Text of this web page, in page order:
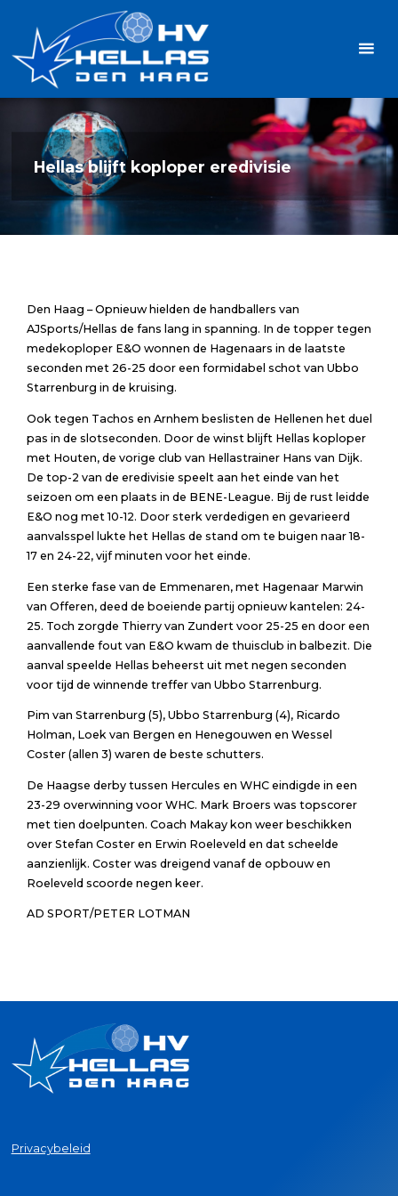
inhoud
Hellas blijft koploper eredivisie
Den Haag – Opnieuw hielden de handballers van
AJSports/Hellas de fans lang in spanning. In de topper tegen
medekoploper E&O wonnen de Hagenaars in de laatste
seconden met 26-25 door een formidabel schot van Ubbo
Starrenburg in de kruising.
Ook tegen Tachos en Arnhem beslisten de Hellenen het duel
pas in de slotseconden. Door de winst blijft Hellas koploper
met Houten, de vorige club van Hellastrainer Hans van Dijk.
De top-2 van de eredivisie speelt aan het einde van het
seizoen om een plaats in de BENE-League. Bij de rust leidde
E&O nog met 10-12. Door sterk verdedigen en gevarieerd
aanvalsspel lukte het Hellas de stand om te buigen naar 18-
17 en 24-22, vijf minuten voor het einde.
Een sterke fase van de Emmenaren, met Hagenaar Marwin
van Offeren, deed de boeiende partij opnieuw kantelen: 24-
25. Toch zorgde Thierry van Zundert voor 25-25 en door een
aanvallende fout van E&O kwam de thuisclub in balbezit. Die
aanval speelde Hellas beheerst uit met negen seconden
voor tijd de winnende treffer van Ubbo Starrenburg.
Pim van Starrenburg (5), Ubbo Starrenburg (4), Ricardo
Holman, Loek van Bergen en Henegouwen en Wessel
Coster (allen 3) waren de beste schutters.
De Haagse derby tussen Hercules en WHC eindigde in een
23-29 overwinning voor WHC. Mark Broers was topscorer
met tien doelpunten. Coach Makay kon weer beschikken
over Stefan Coster en Erwin Roeleveld en dat scheelde
aanzienlijk. Coster was dreigend vanaf de opbouw en
Roeleveld scoorde negen keer.
AD SPORT/PETER LOTMAN
Privacybeleid